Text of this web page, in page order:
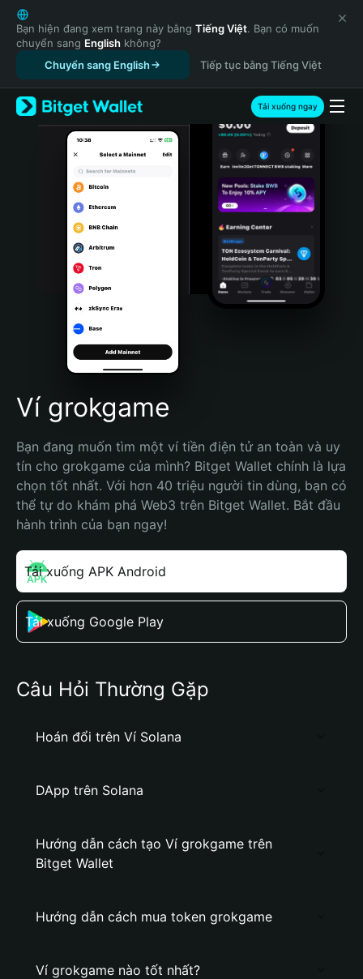
English
日本語
Tiếng Việt
Русский
Español (Latinoamérica)
Türkçe
Italiano
Português (Portugal)
Bahasa Indonesia
Português (Brasil)
Español (Argentina)
Bạn hiện đang xem trang này bằng Tiếng Việt. Bạn có muốn
chuyển sang English không?
Chuyển sang English
Tiếp tục bằng Tiếng Việt
Tải xuống ngay
Ví grokgame
Bạn đang muốn tìm một ví tiền điện tử an toàn và uy
tín cho grokgame của mình? Bitget Wallet chính là lựa
chọn tốt nhất. Với hơn 40 triệu người tin dùng, bạn có
thể tự do khám phá Web3 trên Bitget Wallet. Bắt đầu
hành trình của bạn ngay!
Tải xuống APK Android
Tải xuống Google Play
Câu Hỏi Thường Gặp
Hoán đổi trên Ví Solana
DApp trên Solana
Hướng dẫn cách tạo Ví grokgame trên
Bitget Wallet
Hướng dẫn cách mua token grokgame
Ví grokgame nào tốt nhất?